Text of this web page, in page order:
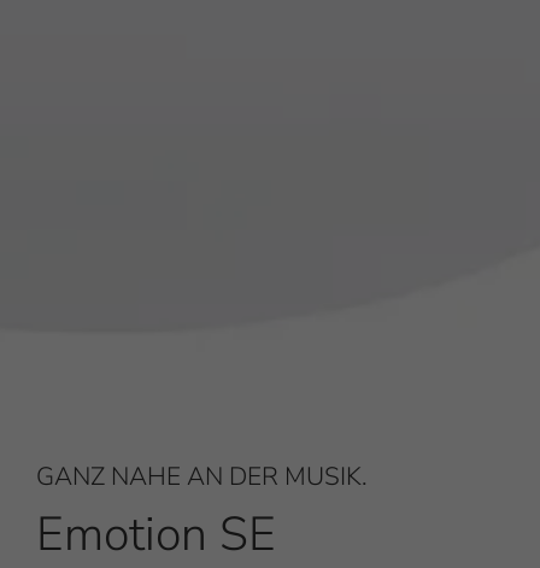
GANZ NAHE AN DER MUSIK.
Emotion SE